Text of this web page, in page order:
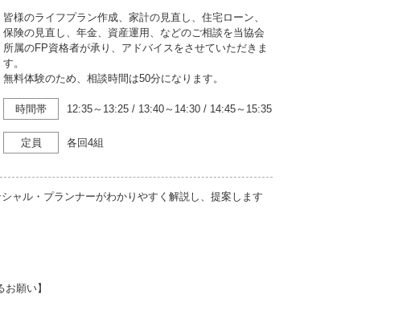
皆様のライフプラン作成、家計の見直し、住宅ローン、
保険の見直し、年金、資産運用、などのご相談を当協会
所属のFP資格者が承り、アドバイスをさせていただきま
す。
無料体験のため、相談時間は50分になります。
時間帯 12:35～13:25 / 13:40～14:30 / 14:45～15:35
定員 各回4組
ャル・プランナーがわかりやすく解説し、提案します
願い】